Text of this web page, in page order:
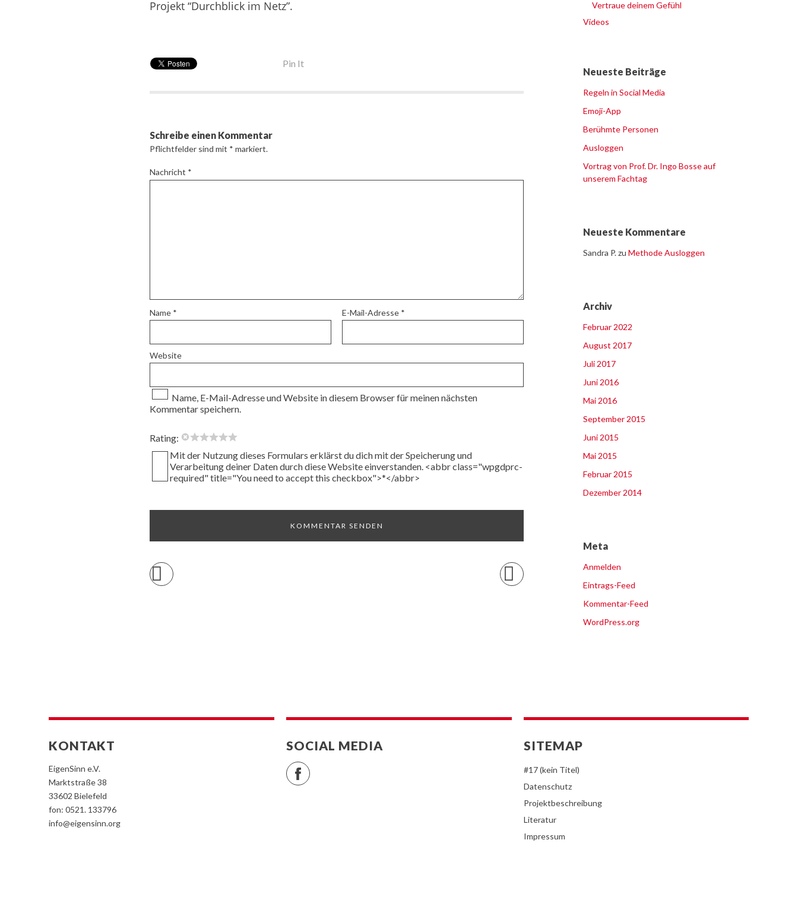
Projekt “Durchblick im Netz”.
Pin It
Schreibe einen Kommentar
Pflichtfelder sind mit * markiert.
Nachricht *
Name * E-Mail-Adresse *
Website
Name, E-Mail-Adresse und Website in diesem Browser für meinen nächsten
Kommentar speichern.
Rating:
Mit der Nutzung dieses Formulars erklärst du dich mit der Speicherung und
Verarbeitung deiner Daten durch diese Website einverstanden. <abbr class="wpgdprc-
required" title="You need to accept this checkbox">*</abbr>
Vertraue deinem Gefühl
Videos
Neueste Beiträge
Regeln in Social Media
Emoji-App
Berühmte Personen
Ausloggen
Vortrag von Prof. Dr. Ingo Bosse auf
unserem Fachtag
Neueste Kommentare
Sandra P.zu Methode Ausloggen
Archiv
Februar 2022
August 2017
Juli 2017
Juni 2016
Mai 2016
September 2015
Juni 2015
Mai 2015
Februar 2015
Dezember 2014
Meta
Anmelden
Eintrags-Feed
Kommentar-Feed
WordPress.org
KONTAKT
EigenSinn e.V.
Marktstraße 38
33602 Bielefeld
fon: 0521. 133796
info@eigensinn.org
SOCIAL MEDIA
Facebook
SITEMAP
#17 (kein Titel)
Datenschutz
Projektbeschreibung
Literatur
Impressum